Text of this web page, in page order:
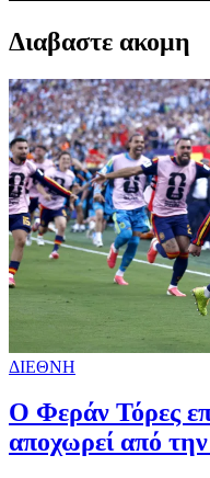
Διαβαστε ακομη
ΔΙΕΘΝΗ
Ο Φεράν Τόρες
αποχωρεί από